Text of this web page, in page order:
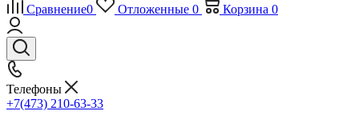
Сравнение0 Отложенные 0 Корзина 0
Телефоны
+7(473) 210-63-33